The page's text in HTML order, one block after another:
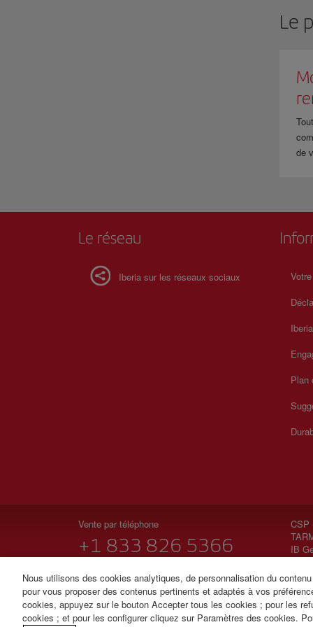
Le
de
Le réseau
Iberia sur les réseaux sociaux
Plan
Vente par téléphone
+1 833 826 5366
(anglais et espagnol).
CSP
IB
© Iberia 2026
Nous utilisons des cookies analytiques, de personnalisation du
pour vous proposer des contenus pertinents et adaptés à vos
cookies, appuyez sur le bouton Accepter tous les cookies ; pour les
cookies ; et pour les configurer cliquez sur Paramètres des cookies.